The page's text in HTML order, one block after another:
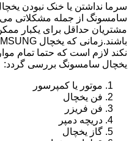
سرما نداشتن یا خنک نبودن
سامسونگ از جمله مشکلاتی
مشتریان حداقل برای یکبار
نکند لازم است که حتما تمام
یخچال سامسونگ بررسی گردد:
موتور یا کمپرسور
فن یخچال
فن فریزر
دریچه دمپر
گاز یخچال